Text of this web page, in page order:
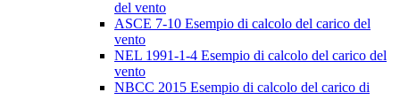
del vento
ASCE 7-10 Esempio di calcolo del carico del
vento
NEL 1991-1-4 Esempio di calcolo del carico del
vento
NBCC 2015 Esempio di calcolo del carico di